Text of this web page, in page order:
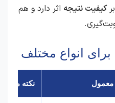
کیفیت نتیجه اثر دارد و هم
انواع مختلف
معمول نکته مهم